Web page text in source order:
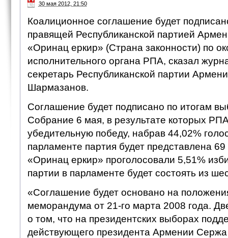
30 мая 2012, 21:50
Коалиционное соглашение будет
правящей Республиканской партией
«Оринац еркир» (Страна законности) по
исполнительного органа РПА, сказал
секретарь Республиканской партии
Шармазанов.
Соглашение будет подписано по итогам
Собрание 6 мая, в результате которых
убедительную победу, набрав 44,02%
парламенте партия будет представлена
«Оринац еркир» проголосовали 5,51%
партии в парламенте будет состоять из
«Соглашение будет основано на
меморандума от 21-го марта 2008 года.
о том, что на президентских выборах
действующего президента Армении